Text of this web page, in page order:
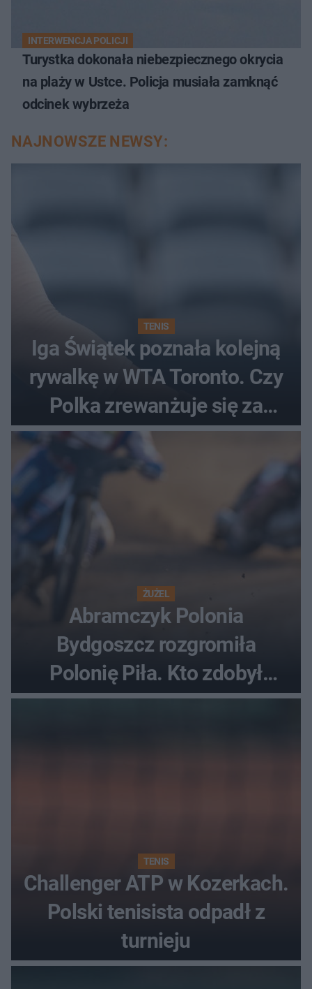
INTERWENCJA POLICJI
Turystka dokonała niebezpiecznego okrycia
na plaży w Ustce. Policja musiała zamknąć
odcinek wybrzeża
NAJNOWSZE NEWSY:
TENIS
Iga Świątek poznała kolejną
rywalkę w WTA Toronto. Czy
Polka zrewanżuje się za
ostatnią porażkę?
ŻUŻEL
Abramczyk Polonia
Bydgoszcz rozgromiła
Polonię Piła. Kto zdobył
najwięcej punktów?
TENIS
Challenger ATP w Kozerkach.
Polski tenisista odpadł z
turnieju